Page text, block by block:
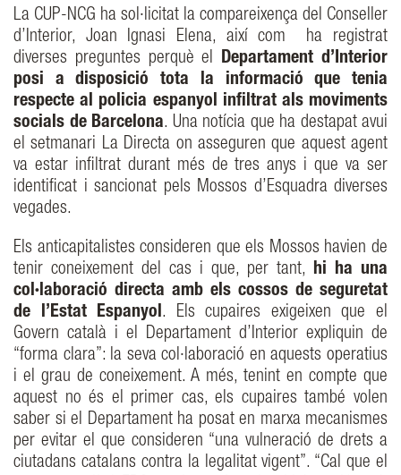
La CUP-NCG ha sol·licitat la compareixença del Conseller
d’Interior, Joan Ignasi Elena, així com ha registrat
diverses preguntes perquè el Departament d’Interior
posi a disposició tota la informació que tenia
respecte al policia espanyol infiltrat als moviments
socials de Barcelona. Una notícia que ha destapat avui
el setmanari La Directa on asseguren que aquest agent
va estar infiltrat durant més de tres anys i que va ser
identificat i sancionat pels Mossos d’Esquadra diverses
vegades.
Els anticapitalistes consideren que els Mossos havien de
tenir coneixement del cas i que, per tant, hi ha una
col·laboració directa amb els cossos de seguretat
de l’Estat Espanyol. Els cupaires exigeixen que el
Govern català i el Departament d’Interior expliquin de
“forma clara”: la seva col·laboració en aquests operatius
i el grau de coneixement. A més, tenint en compte que
aquest no és el primer cas, els cupaires també volen
saber si el Departament ha posat en marxa mecanismes
per evitar el que consideren “una vulneració de drets a
ciutadans catalans contra la legalitat vigent”. “Cal que el